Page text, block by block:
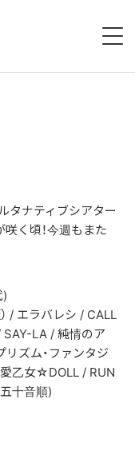
タナティブシアター
く頃！今週もまた
/ エラバレシ / CALL
LA / 純情のア
ズム・ファンタジ
乙女☆DOLL / RUN
十音順)